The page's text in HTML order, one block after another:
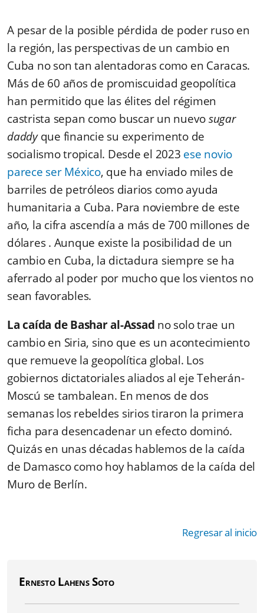
A pesar de la posible pérdida de poder ruso en
la región, las perspectivas de un cambio en
Cuba no son tan alentadoras como en Caracas.
Más de 60 años de promiscuidad geopolítica
han permitido que las élites del régimen
castrista sepan como buscar un nuevosugar
daddyque financie su experimento de
socialismo tropical. Desde el 2023 ese novio
parece ser México, que ha enviado miles de
barriles de petróleos diarios como ayuda
humanitaria a Cuba. Para noviembre de este
año, la cifra ascendía a más de 700 millones de
dólares . Aunque existe la posibilidad de un
cambio en Cuba, la dictadura siempre se ha
aferrado al poder por mucho que los vientos no
sean favorables.
La caída de Bashar al-Assad no solo trae un
cambio en Siria, sino que es un acontecimiento
que remueve la geopolítica global. Los
gobiernos dictatoriales aliados al eje Teherán-
Moscú se tambalean. En menos de dos
semanas los rebeldes sirios tiraron la primera
ficha para desencadenar un efecto dominó.
Quizás en unas décadas hablemos de la caída
de Damasco como hoy hablamos de la caída del
Muro de Berlín.
Regresar al inicio
Ernesto Lahens Soto